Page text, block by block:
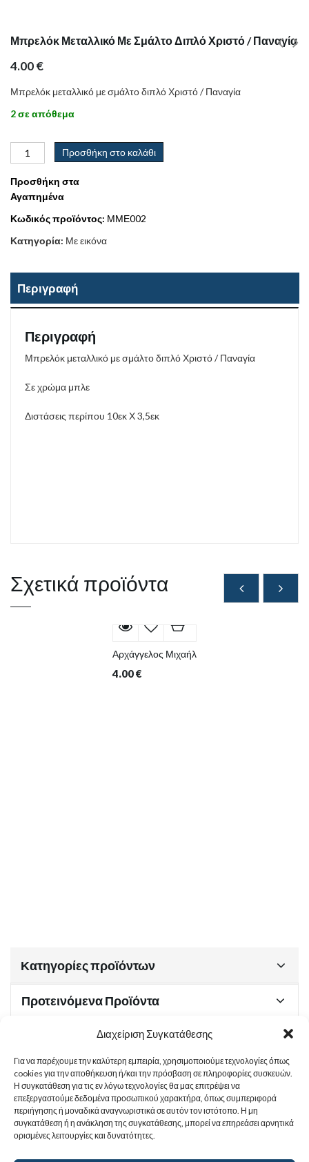
Διαχείριση Συγκατάθεσης
Για να παρέχουμε την καλύτερη εμπειρία, χρησιμοποιούμε τεχνολογίες όπως
cookies για την αποθήκευση ή/και την πρόσβαση σε πληροφορίες συσκευών.
Η συγκατάθεση για τις εν λόγω τεχνολογίες θα μας επιτρέψει να
επεξεργαστούμε δεδομένα προσωπικού χαρακτήρα, όπως συμπεριφορά
περιήγησης ή μοναδικά αναγνωριστικά σε αυτόν τον ιστότοπο. Η μη
συγκατάθεση ή η ανάκληση της συγκατάθεσης, μπορεί να επηρεάσει αρνητικά
ορισμένες λειτουργίες και δυνατότητες.
Μπρελόκ Μεταλλικό Με Σμάλτο Διπλό Χριστό / Παναγία
4.00€
Μπρελόκ μεταλλικό με σμάλτο διπλό Χριστό / Παναγία
2 σε απόθεμα
Προσθήκη στο καλάθι
Προσθήκη στα
Αγαπημένα
Κωδικός προϊόντος: ΜΜΕ002
Κατηγορία: Με εικόνα
Περιγραφή
Περιγραφή
Μπρελόκ μεταλλικό με σμάλτο διπλό Χριστό / Παναγία
Σε χρώμα μπλε
Διστάσεις περίπου 10εκ Χ 3,5εκ
Σχετικά προϊόντα
Αρχάγγελος Μιχαήλ
4.00€
Κατηγορίες προϊόντων
Προτεινόμενα Προϊόντα
Χρήσιμα Έγγραφα
Sitemap
Στοιχεία Επικοινωνίας